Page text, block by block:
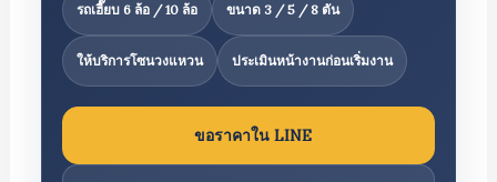
รถเฮี๊ยบ 6 ล้อ / 10 ล้อ ขนาด 3 / 5 / 8 ตัน
ให้บริการโซนวงแหวน ประเมินหน้างานก่อนเริ่มงาน
ขอราคาใน LINE